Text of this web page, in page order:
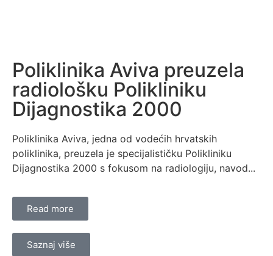
Poliklinika Aviva preuzela
radiološku Polikliniku
Dijagnostika 2000
Poliklinika Aviva, jedna od vodećih hrvatskih
poliklinika, preuzela je specijalističku Polikliniku
Dijagnostika 2000 s fokusom na radiologiju, navod...
Read more
Saznaj više